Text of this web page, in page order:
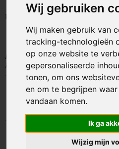
Wij gebruiken
Wij maken gebruik van
tracking-technologieën
op onze website te
gepersonaliseerde
tonen, om ons
en om te begrijpen
vandaan komen.
Ik ga
Wijzig mijn
Inloggen Registreren
Home >IJZERWAREN>
Rechte borgpennen
Sorteer op: